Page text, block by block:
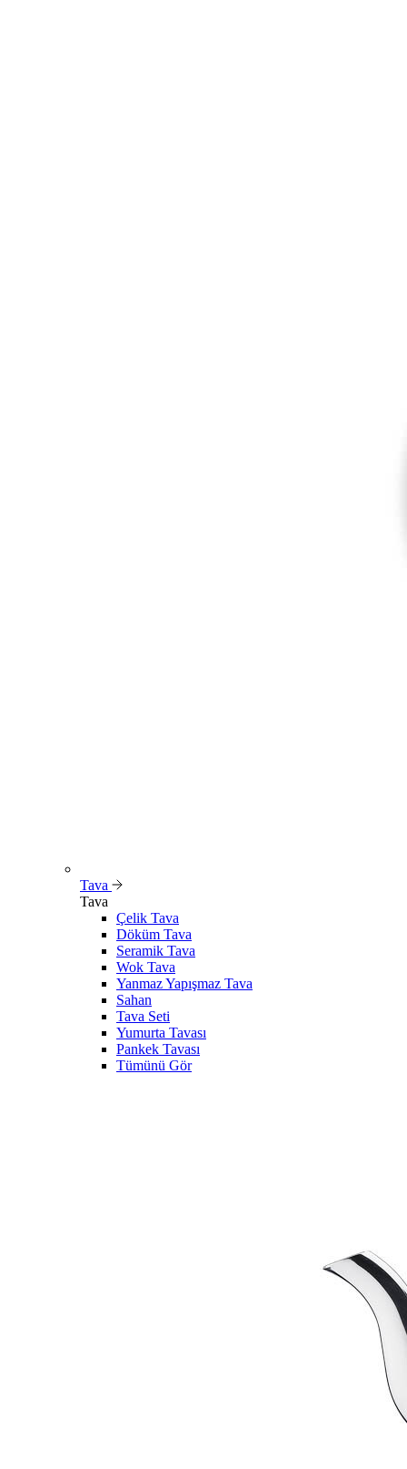
Tava
Tava
Çelik Tava
Döküm Tava
Seramik Tava
Wok Tava
Yanmaz Yapışmaz Tava
Sahan
Tava Seti
Yumurta Tavası
Pankek Tavası
Tümünü Gör